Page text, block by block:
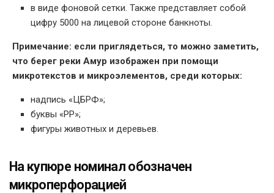
в виде фоновой сетки. Также представляет собой
цифру 5000 на лицевой стороне банкноты.
Примечание: если приглядеться, то можно заметить,
что берег реки Амур изображен при помощи
микротекстов и микроэлементов, среди которых:
надпись «ЦБРФ»;
буквы «РР»;
фигуры животных и деревьев.
На купюре номинал обозначен
микроперфорацией